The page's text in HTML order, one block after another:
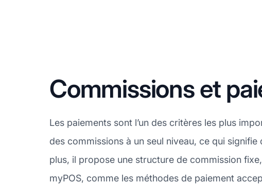
Commissions et
Les paiements sont l’un des critères les plus
des commissions à un seul niveau, ce qui
plus, il propose une structure de commission
myPOS, comme les méthodes de paiement